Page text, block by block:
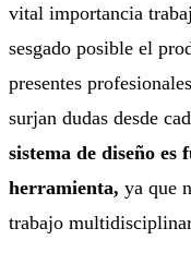
vital importancia
sesgado posible el
presentes
surjan dudas desde
sistema de diseño es
herramienta, ya que
trabajo